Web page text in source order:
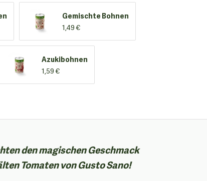
Gemischte Bohnen
1,49 €
Azukibohnen
1,59 €
den magischen Geschmack
Tomaten von Gusto Sano!